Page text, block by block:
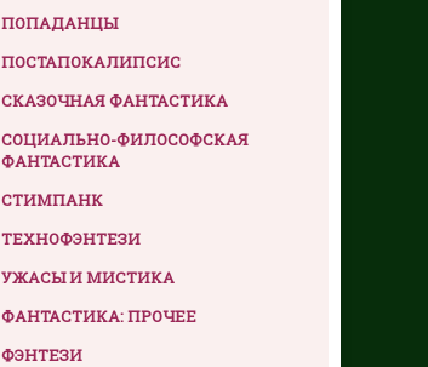
ПОПАДАНЦЫ
ПОСТАПОКАЛИПСИС
СКАЗОЧНАЯ ФАНТАСТИКА
СОЦИАЛЬНО-ФИЛОСОФСКАЯ
ФАНТАСТИКА
СТИМПАНК
ТЕХНОФЭНТЕЗИ
УЖАСЫ И МИСТИКА
ФАНТАСТИКА: ПРОЧЕЕ
ФЭНТЕЗИ